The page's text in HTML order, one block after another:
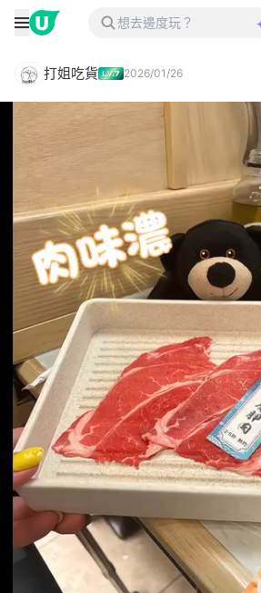
打姐吃貨 2026/01/26